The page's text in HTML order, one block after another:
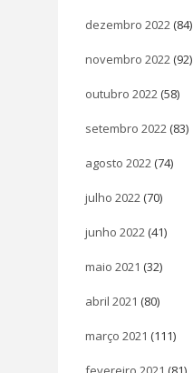
dezembro 2022 (84)
novembro 2022 (92)
outubro 2022 (58)
setembro 2022 (83)
agosto 2022 (74)
julho 2022 (70)
junho 2022 (41)
maio 2021 (32)
abril 2021 (80)
março 2021 (111)